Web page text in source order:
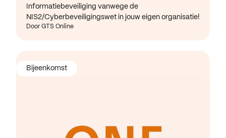
Informatiebeveiliging vanwege de
NIS2/Cyberbeveiligingswet in jouw eigen organisatie!
Door GTS Online
Bijeenkomst